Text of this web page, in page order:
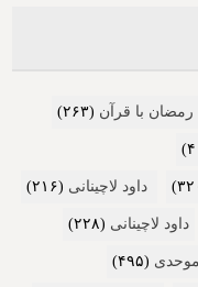
رمضان با قرآن (۲۶۳)
داود لاچینانی (۲۱۶)
داود لاچینانی (۲۲۸)
(۴۹۵)